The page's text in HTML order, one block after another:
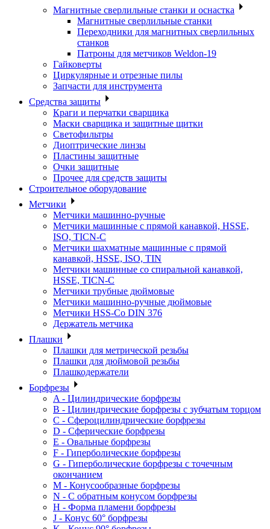
Магнитные сверлильные станки и оснастка
Магнитные сверлильные станки
Переходники для магнитных сверлильных
станков
Патроны для метчиков Weldon-19
Гайковерты
Циркулярные и отрезные пилы
Запчасти для инструмента
Средства защиты
Краги и перчатки сварщика
Маски сварщика и защитные щитки
Светофильтры
Диоптрические линзы
Пластины защитные
Очки защитные
Прочее для средств защиты
Строительное оборудование
Метчики
Метчики машинно-ручные
Метчики машинные с прямой канавкой, HSSE,
ISO, TICN-C
Метчики шахматные машинные с прямой
канавкой, HSSE, ISO, TIN
Метчики машинные со спиральной канавкой,
HSSE, TICN-C
Метчики трубные дюймовые
Метчики машинно-ручные дюймовые
Метчики HSS-Co DIN 376
Держатель метчика
Плашки
Плашки для метрической резьбы
Плашки для дюймовой резьбы
Плашкодержатели
Борфрезы
A - Цилиндрические борфрезы
B - Цилиндрические борфрезы с зубчатым торцом
C - Сфероцилиндрические борфрезы
D - Сферические борфрезы
E - Овальные борфрезы
F - Гиперболические борфрезы
G - Гиперболические борфрезы с точечным
окончанием
M - Конусообразные борфрезы
N - С обратным конусом борфрезы
H - Форма пламени борфрезы
J - Конус 60° борфрезы